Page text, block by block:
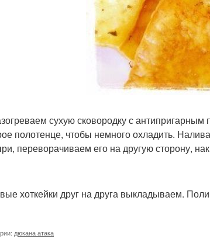
сухую сковородку с
полотенце, чтобы немного охладить.
переворачиваем его на другую сторону,
хоткейки друг на друга выкладываем.
дюкана атака